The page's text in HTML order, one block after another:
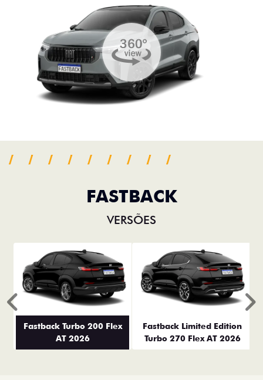
FASTBACK
VERSÕES
Fastback Turbo 200 Flex
AT 2026
Fastback Limited Edition
Turbo 270 Flex AT 2026
Anterior